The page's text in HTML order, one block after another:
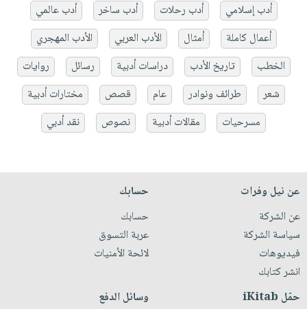
أدب إسلامي أدب رحلات أدب ساخر
أدب عالمي
أعمال كاملة
أمثال الأدب العربي
الأدب المهجري
الخطب
تاريخ الأدب دراسات أدبية رسائل
روايات
شعر
طرائف ونوادر عام قصص
مختارات أدبية
مسرحيات
مقالات أدبية نصوص نقد أدبي
عن نيل وفرات
عن الشركة
سياسة الشركة
فيديوهات
انشر كتابك
حسابك
حسابك
عربة التسوق
لائحة الأمنيات
حمّل iKitab وسائل الدفع